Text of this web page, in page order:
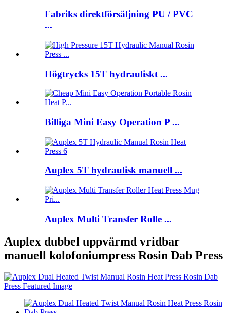
Fabriks direktförsäljning PU / PVC
...
Högtrycks 15T hydrauliskt ...
Billiga Mini Easy Operation P ...
Auplex 5T hydraulisk manuell ...
Auplex Multi Transfer Rolle ...
Auplex dubbel uppvärmd vridbar
manuell kolofoniumpress Rosin Dab Press